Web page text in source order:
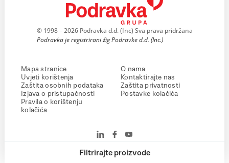
Filtrirajte proizvode
© 1998 – 2026 Podravka d.d. (Inc) Sva prava pridržana
Podravka je registrirani žig Podravke d.d. (Inc.)
Mapa stranice
Uvjeti korištenja
Zaštita osobnih podataka
Izjava o pristupačnosti
Pravila o korištenju
kolačića
O nama
Kontaktirajte nas
Zaštita privatnosti
Postavke kolačića